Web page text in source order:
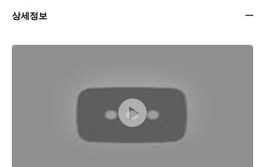
상세정보